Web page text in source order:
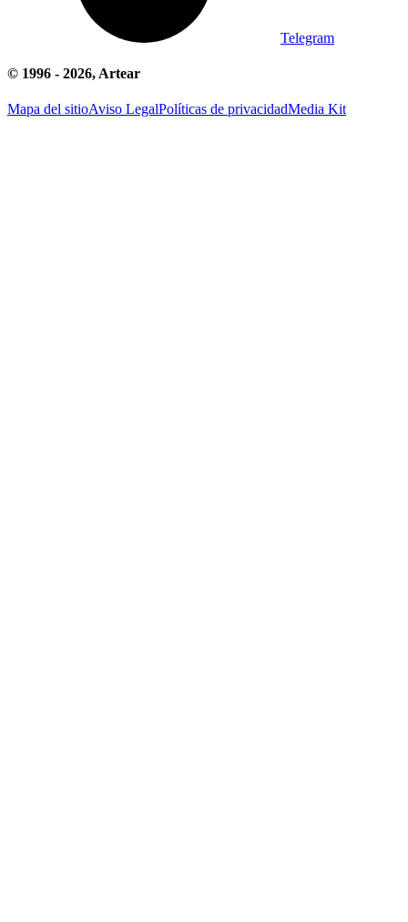
Telegram
© 1996 - 2026, Artear
Mapa del sitioAviso LegalPolíticas de privacidadMedia Kit